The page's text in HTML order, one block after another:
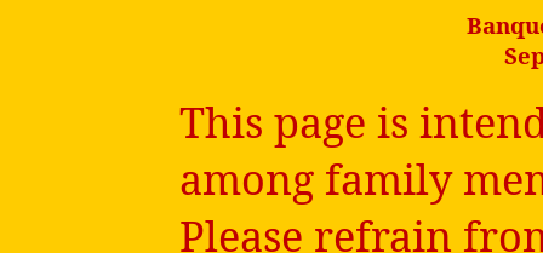
This page is
among family
Please refrain